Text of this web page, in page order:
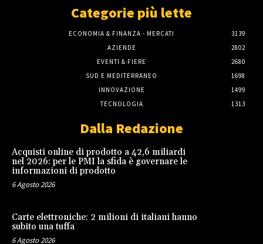
Categorie più lette
ECONOMIA & FINANZA - MERCATI
3139
AZIENDE
2802
EVENTI & FIERE
2680
SUD E MEDITERRANEO
1698
INNOVAZIONE
1499
TECNOLOGIA
1313
Dalla Redazione
Acquisti online di prodotto a 42,6 miliardi
nel 2026: per le PMI la sfida è governare le
informazioni di prodotto
6 Agosto 2026
Carte elettroniche: 2 milioni di italiani hanno
subito una tuffa
6 Agosto 2026